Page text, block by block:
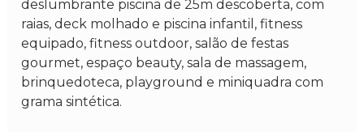
deslumbrante piscina de 25m descoberta, com
raias, deck molhado e piscina infantil, fitness
equipado, fitness outdoor, salão de festas
gourmet, espaço beauty, sala de massagem,
brinquedoteca, playground e miniquadra com
grama sintética.